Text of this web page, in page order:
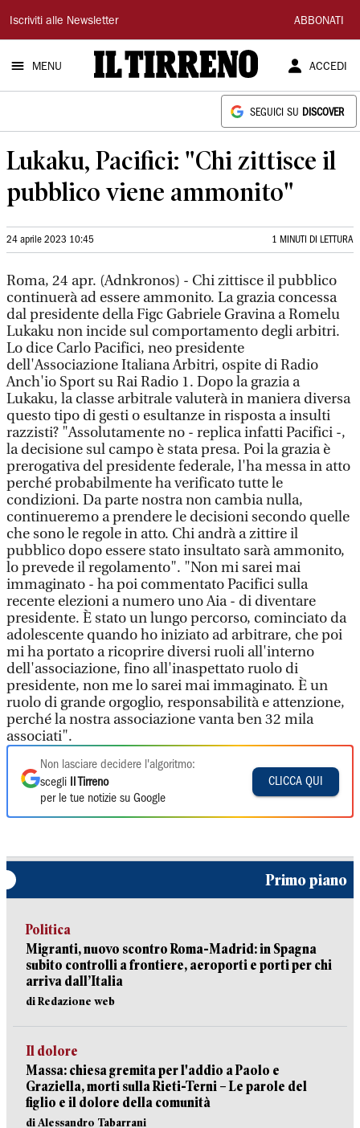
Il
Tirreno
Iscriviti alle Newsletter ABBONATI
MENU ACCEDI
SEGUICI SU DISCOVER
Lukaku, Pacifici: "Chi zittisce il
pubblico viene ammonito"
24 aprile 2023 10:45 1 MINUTI DI LETTURA
Roma, 24 apr. (Adnkronos) - Chi zittisce il pubblico
continuerà ad essere ammonito. La grazia concessa
dal presidente della Figc Gabriele Gravina a Romelu
Lukaku non incide sul comportamento degli arbitri.
Lo dice Carlo Pacifici, neo presidente
dell'Associazione Italiana Arbitri, ospite di Radio
Anch'io Sport su Rai Radio 1. Dopo la grazia a
Lukaku, la classe arbitrale valuterà in maniera diversa
questo tipo di gesti o esultanze in risposta a insulti
razzisti? "Assolutamente no - replica infatti Pacifici -,
la decisione sul campo è stata presa. Poi la grazia è
prerogativa del presidente federale, l'ha messa in atto
perché probabilmente ha verificato tutte le
condizioni. Da parte nostra non cambia nulla,
continueremo a prendere le decisioni secondo quelle
che sono le regole in atto. Chi andrà a zittire il
pubblico dopo essere stato insultato sarà ammonito,
lo prevede il regolamento". "Non mi sarei mai
immaginato - ha poi commentato Pacifici sulla
recente elezioni a numero uno Aia - di diventare
presidente. È stato un lungo percorso, cominciato da
adolescente quando ho iniziato ad arbitrare, che poi
mi ha portato a ricoprire diversi ruoli all'interno
dell'associazione, fino all'inaspettato ruolo di
presidente, non me lo sarei mai immaginato. È un
ruolo di grande orgoglio, responsabilità e attenzione,
perché la nostra associazione vanta ben 32 mila
associati".
Non lasciare decidere l'algoritmo:
scegli
Il Tirreno
per le tue notizie su Google
CLICCA QUI
Primo piano
Politica
Migranti, nuovo scontro Roma-Madrid: in Spagna
subito controlli a frontiere, aeroporti e porti per chi
arriva dall’Italia
di Redazione web
Il dolore
Massa: chiesa gremita per l'addio a Paolo e
Graziella, morti sulla Rieti-Terni – Le parole del
figlio e il dolore della comunità
di Alessandro Tabarrani